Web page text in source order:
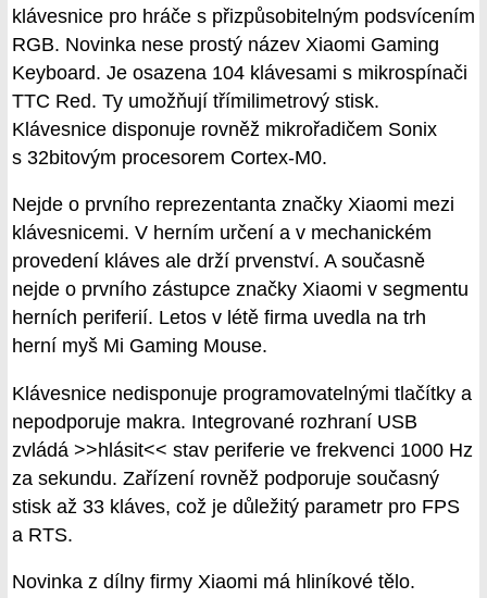
klávesnice pro hráče s přizpůsobitelným podsvícením
RGB. Novinka nese prostý název Xiaomi Gaming
Keyboard. Je osazena 104 klávesami s mikrospínači
TTC Red. Ty umožňují třímilimetrový stisk.
Klávesnice disponuje rovněž mikrořadičem Sonix
s 32bitovým procesorem Cortex-M0.
Nejde o prvního reprezentanta značky Xiaomi mezi
klávesnicemi. V herním určení a v mechanickém
provedení kláves ale drží prvenství. A současně
nejde o prvního zástupce značky Xiaomi v segmentu
herních periferií. Letos v létě firma uvedla na trh
herní myš Mi Gaming Mouse.
Klávesnice nedisponuje programovatelnými tlačítky a
nepodporuje makra. Integrované rozhraní USB
zvládá >>hlásit<< stav periferie ve frekvenci 1000 Hz
za sekundu. Zařízení rovněž podporuje současný
stisk až 33 kláves, což je důležitý parametr pro FPS
a RTS.
Novinka z dílny firmy Xiaomi má hliníkové tělo.